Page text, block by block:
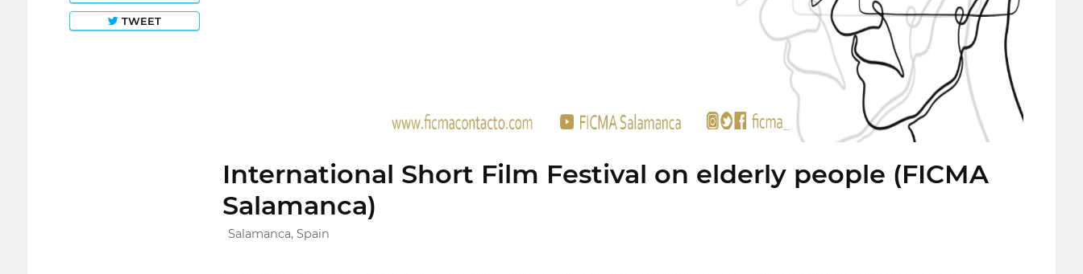
TWEET
International Short Film Festival on elderly people (FICMA
Salamanca)
Salamanca, Spain